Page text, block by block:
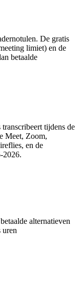
De gratis
limiet) en de
betaalde
tijdens de
Meet, Zoom,
en de
2026.
alternatieven
uren